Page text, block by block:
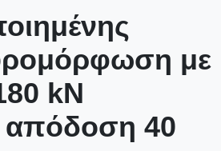
με
kN
απόδοση 40